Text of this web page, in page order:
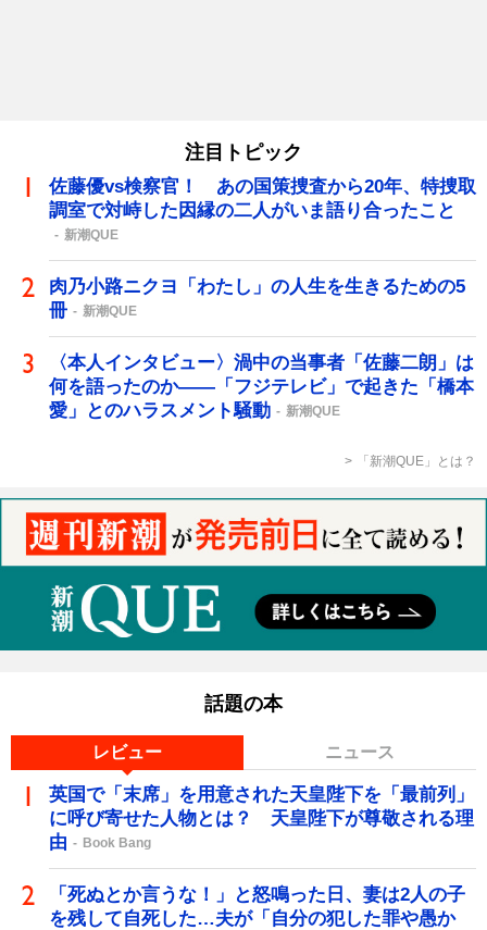
注目トピック
佐藤優vs検察官！ あの国策捜査から20年、特捜取
調室で対峙した因縁の二人がいま語り合ったこと
新潮QUE
肉乃小路ニクヨ「わたし」の人生を生きるための5
冊
新潮QUE
〈本人インタビュー〉渦中の当事者「佐藤二朗」は
何を語ったのか――「フジテレビ」で起きた「橋本
愛」とのハラスメント騒動
新潮QUE
「新潮QUE」とは？
話題の本
レビュー ニュース
英国で「末席」を用意された天皇陛下を「最前列」
に呼び寄せた人物とは？ 天皇陛下が尊敬される理
由
Book Bang
「死ぬとか言うな！」と怒鳴った日、妻は2人の子
を残して自死した…夫が「自分の犯した罪や愚か